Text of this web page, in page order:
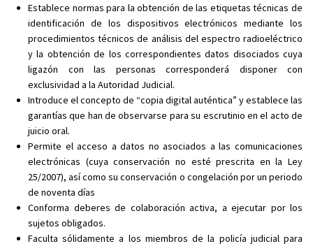
Establece normas para la obtención de las etiquetas técnicas de
identificación de los dispositivos electrónicos mediante los
procedimientos técnicos de análisis del espectro radioeléctrico
y la obtención de los correspondientes datos disociados cuya
ligazón con las personas corresponderá disponer con
exclusividad a la Autoridad Judicial.
Introduce el concepto de “copia digital auténtica” y establece las
garantías que han de observarse para su escrutinio en el acto de
juicio oral.
Permite el acceso a datos no asociados a las comunicaciones
electrónicas (cuya conservación no esté prescrita en la Ley
25/2007), así como su conservación o congelación por un periodo
de noventa días
Conforma deberes de colaboración activa, a ejecutar por los
sujetos obligados.
Faculta sólidamente a los miembros de la policía judicial para